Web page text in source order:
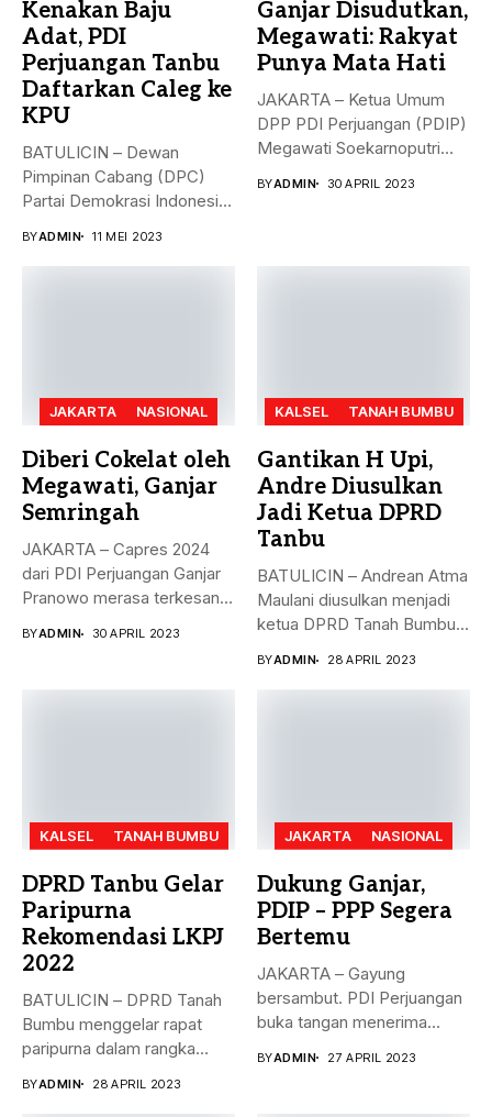
Kenakan Baju
Adat, PDI
Perjuangan Tanbu
Daftarkan Caleg ke
KPU
BATULICIN – Dewan
Pimpinan Cabang (DPC)
Partai Demokrasi Indonesia
BYADMIN 11 MEI 2023
Ganjar Disudutkan,
Megawati: Rakyat
Punya Mata Hati
JAKARTA – Ketua Umum
DPP PDI Perjuangan (PDIP)
Megawati Soekarnoputri
BYADMIN 30 APRIL 2023
JAKARTA NASIONAL
Diberi Cokelat oleh
Megawati, Ganjar
Semringah
JAKARTA – Capres 2024
dari PDI Perjuangan Ganjar
Pranowo merasa terkesan
BYADMIN 30 APRIL 2023
KALSEL TANAH BUMBU
Gantikan H Upi,
Andre Diusulkan
Jadi Ketua DPRD
Tanbu
BATULICIN – Andrean Atma
Maulani diusulkan menjadi
ketua DPRD Tanah Bumbu,
BYADMIN 28 APRIL 2023
KALSEL TANAH BUMBU
DPRD Tanbu Gelar
Paripurna
Rekomendasi LKPJ
2022
BATULICIN – DPRD Tanah
Bumbu menggelar rapat
paripurna dalam rangka
BYADMIN 28 APRIL 2023
JAKARTA NASIONAL
Dukung Ganjar,
PDIP – PPP Segera
Bertemu
JAKARTA – Gayung
bersambut. PDI Perjuangan
buka tangan menerima
BYADMIN 27 APRIL 2023